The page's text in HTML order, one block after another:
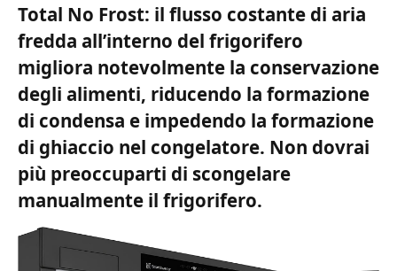
Total No Frost: il flusso costante di aria
fredda all’interno del frigorifero
migliora notevolmente la conservazione
degli alimenti, riducendo la formazione
di condensa e impedendo la formazione
di ghiaccio nel congelatore. Non dovrai
più preoccuparti di scongelare
manualmente il frigorifero.